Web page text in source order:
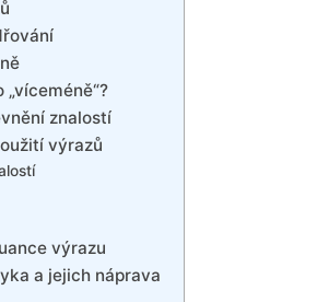
znalostí
výrazů
výrazu
a jejich náprava